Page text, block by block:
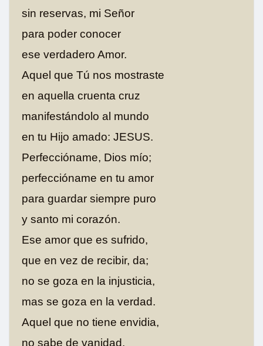
sin reservas, mi Señor
para poder conocer
ese verdadero Amor.
Aquel que Tú nos mostraste
en aquella cruenta cruz
manifestándolo al mundo
en tu Hijo amado: JESUS.
Perfeccióname, Dios mío;
perfeccióname en tu amor
para guardar siempre puro
y santo mi corazón.
Ese amor que es sufrido,
que en vez de recibir, da;
no se goza en la injusticia,
mas se goza en la verdad.
Aquel que no tiene envidia,
no sabe de vanidad,